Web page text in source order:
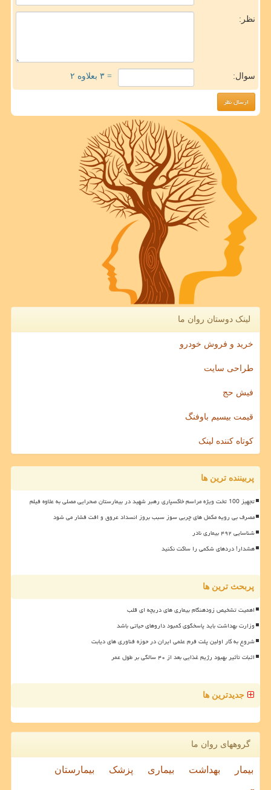
نظر:
سوال: = ۳ بعلاوه ۲
لینک دوستان روان ما
خرید و فروش خودرو
طراحی سایت
فیش حج
قیمت بیسیم باوفنگ
کوتاه کننده لینک
پربیننده ترین ها
تجهیز 100 تخت ویژه مراسم خاکسپاری رهبر شهید در بیمارستان صحرایی مصلی به علاوه فیلم
مصرف بی رویه مکمل های چربی سوز سبب بروز انسداد عروق و افت فشار می شود
شناسایی ۴۹۲ بیماری نادر
هشدار! دردهای شکمی را ساکت نکنید
پربحث ترین ها
اهمیت تشخیص زودهنگام بیماری های دریچه ای قلب
وزارت بهداشت باید پاسخگوی کمبود داروهای حیاتی باشد
شروع به کار اولین پلت فرم علمی ایران در حوزه فناوری های دیابت
اثبات تأثیر بهبود رژیم غذایی بعد از ۴۰ سالگی بر طول عمر
جدیدترین ها
گروههای روان ما
بیمار بهداشت بیماری پزشک بیمارستان